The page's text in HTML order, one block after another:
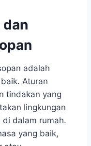
dan
adalah
Aturan
tindakan yang
lingkungan
dalam rumah.
yang baik,